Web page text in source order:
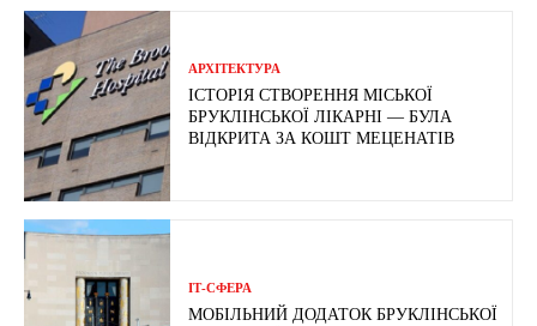
АРХІТЕКТУРА
ІСТОРІЯ СТВОРЕННЯ МІСЬКОЇ
БРУКЛІНСЬКОЇ ЛІКАРНІ — БУЛА
ВІДКРИТА ЗА КОШТ МЕЦЕНАТІВ
ІТ-СФЕРА
МОБІЛЬНИЙ ДОДАТОК БРУКЛІНСЬКОЇ